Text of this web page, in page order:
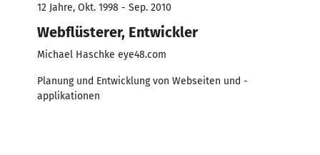
12 Jahre, Okt. 1998 - Sep. 2010
Webflüsterer, Entwickler
Michael Haschke eye48.com
Planung und Entwicklung von Webseiten und -
applikationen